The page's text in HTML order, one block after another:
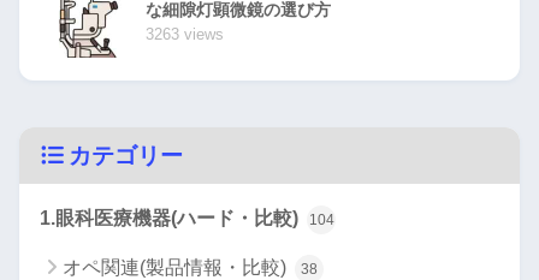
な細隙灯顕微鏡の選び方
3263 views
カテゴリー
1.眼科医療機器(ハード・比較) 104
オペ関連(製品情報・比較) 38